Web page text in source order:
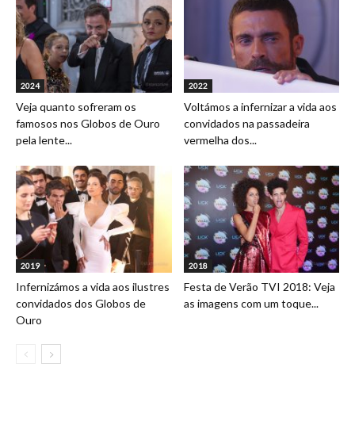
2024
Veja quanto sofreram os
famosos nos Globos de Ouro
pela lente...
2022
Voltámos a infernizar a vida aos
convidados na passadeira
vermelha dos...
2019
Infernizámos a vida aos ilustres
convidados dos Globos de
Ouro
2018
Festa de Verão TVI 2018: Veja
as imagens com um toque...